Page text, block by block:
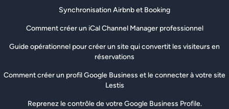
Synchronisation Airbnb et Booking
Comment créer un iCal Channel Manager professionnel
Guide opérationnel pour créer un site qui convertit les visiteurs en
réservations
Comment créer un profil Google Business et le connecter à votre site
Lestis
Reprenez le contrôle de votre Google Business Profile.